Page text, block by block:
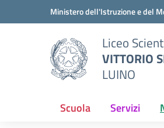
Vai ai contenuti
Vai al menu di navigazioneMinistero dell'Istruzione e del
Liceo
VITTORIO
LUINO
Scuola Servizi